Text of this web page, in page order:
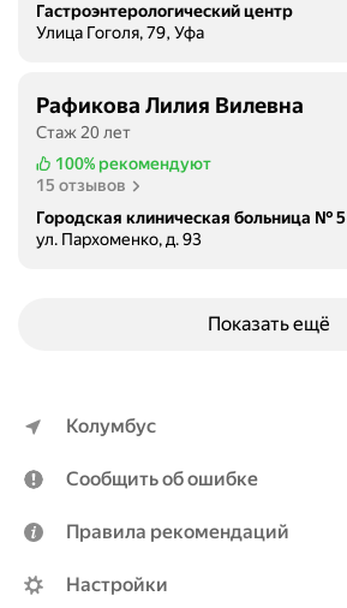
Гастроэнтерологический центр
Улица Гоголя, 79, Уфа
Рафикова Лилия Вилевна
Стаж 20 лет
100% рекомендуют
15 отзывов
Городская клиническая больница № 5
ул. Пархоменко, д. 93
Показать ещё
Колумбус
Сообщить об ошибке
Правила рекомендаций
Настройки